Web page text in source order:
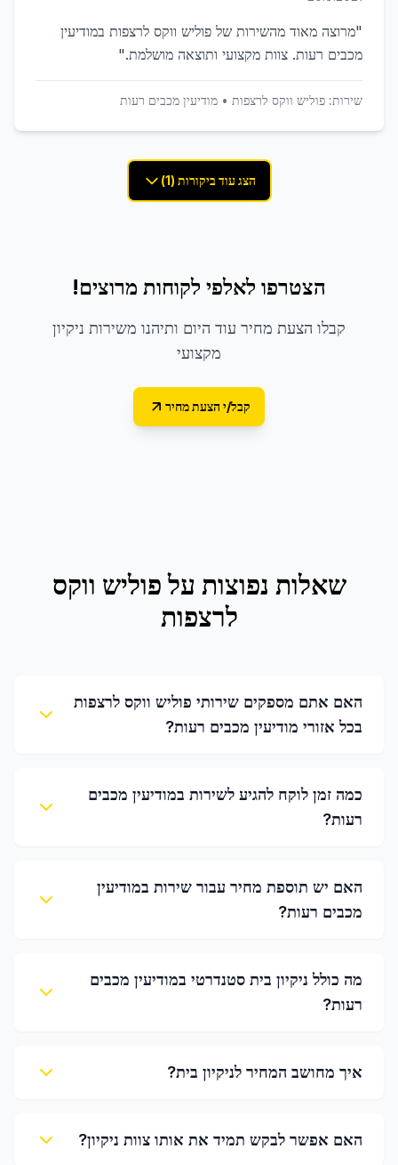
"מרוצה מאוד מהשירות של פוליש ווקס לרצפות במודיעין
מכבים רעות. צוות מקצועי ותוצאה מושלמת."
שירות: פוליש ווקס לרצפות • מודיעין מכבים רעות
הצג עוד ביקורות (1)
הצטרפו לאלפי לקוחות מרוצים!
קבלו הצעת מחיר עוד היום ותיהנו משירות ניקיון
מקצועי
קבל/י הצעת מחיר
שאלות נפוצות עלפוליש ווקס
לרצפות
האם אתם מספקים שירותי פוליש ווקס לרצפות
בכל אזורי מודיעין מכבים רעות?
כמה זמן לוקח להגיע לשירות במודיעין מכבים
רעות?
האם יש תוספת מחיר עבור שירות במודיעין
מכבים רעות?
מה כולל ניקיון בית סטנדרטי במודיעין מכבים
רעות?
איך מחושב המחיר לניקיון בית?
האם אפשר לבקש תמיד את אותו צוות ניקיון?